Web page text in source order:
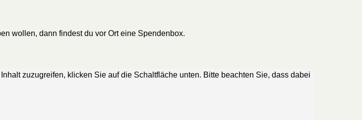
wollen, dann findest du vor Ort eine Spendenbox.
zuzugreifen, klicken Sie auf die Schaltfläche unten. Bitte beachten Sie, dass dabei